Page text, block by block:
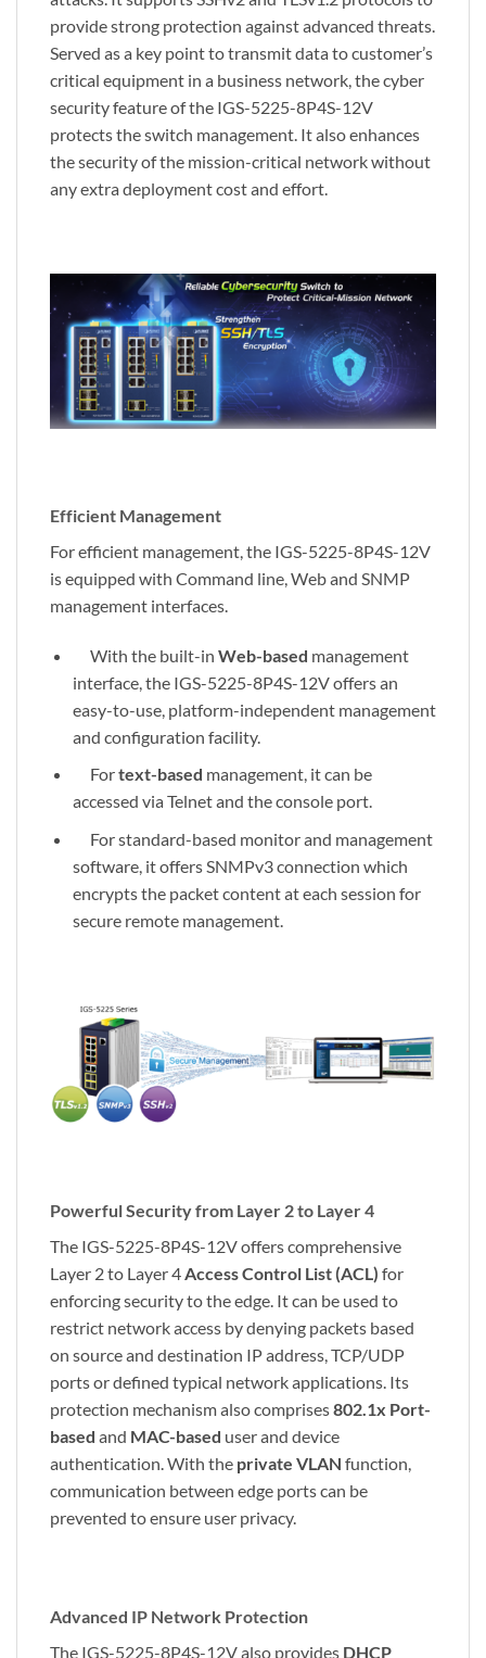
provide strong protection against advanced threats.
Served as a key point to transmit data to customer’s
critical equipment in a business network, the cyber
security feature of the IGS-5225-8P4S-12V
protects the switch management. It also enhances
the security of the mission-critical network without
any extra deployment cost and effort.
Efficient Management
For efficient management, the IGS-5225-8P4S-12V
is equipped with Command line, Web and SNMP
management interfaces.
With the built-in Web-based management
interface, the IGS-5225-8P4S-12V offers an
easy-to-use, platform-independent management
and configuration facility.
Fortext-based management, it can be
accessed via Telnet and the console port.
For standard-based monitor and management
software, it offers SNMPv3 connection which
encrypts the packet content at each session for
secure remote management.
Powerful Security from Layer 2 to Layer 4
The IGS-5225-8P4S-12V offers comprehensive
Layer 2 to Layer 4Access Control List (ACL) for
enforcing security to the edge. It can be used to
restrict network access by denying packets based
on source and destination IP address, TCP/UDP
ports or defined typical network applications. Its
protection mechanism also comprises802.1x Port-
based and MAC-based user and device
authentication. With the private VLAN function,
communication between edge ports can be
prevented to ensure user privacy.
Advanced IP Network Protection
The IGS-5225-8P4S-12V also provides DHCP